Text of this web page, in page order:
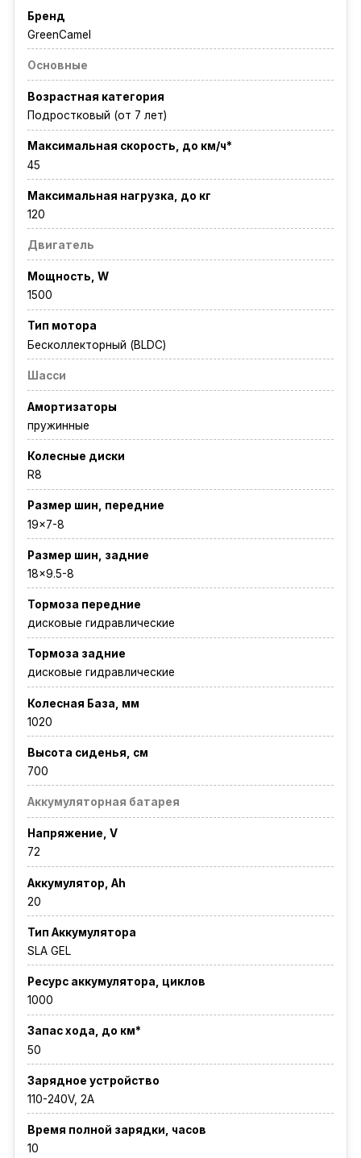
Бренд
GreenCamel
Основные
Возрастная категория
Подростковый (от 7 лет)
Максимальная скорость, до км/ч*
45
Максимальная нагрузка, до кг
120
Двигатель
Мощность, W
1500
Тип мотора
Бесколлекторный (BLDC)
Шасси
Амортизаторы
пружинные
Колесные диски
R8
Размер шин, передние
19x7-8
Размер шин, задние
18x9.5-8
Тормоза передние
дисковые гидравлические
Тормоза задние
дисковые гидравлические
Колесная База, мм
1020
Высота сиденья, см
700
Аккумуляторная батарея
Напряжение, V
72
Аккумулятор, Ah
20
Тип Аккумулятора
SLA GEL
Ресурс аккумулятора, циклов
1000
Запас хода, до км*
50
Зарядное устройство
110-240V, 2A
Время полной зарядки, часов
10